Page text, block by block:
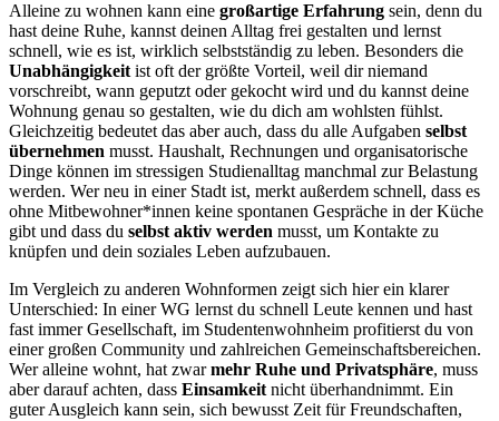
Alleine zu wohnen kann eine großartige Erfahrung sein, denn du
hast deine Ruhe, kannst deinen Alltag frei gestalten und lernst
schnell, wie es ist, wirklich selbstständig zu leben. Besonders die
Unabhängigkeitist oft der größte Vorteil, weil dir niemand
vorschreibt, wann geputzt oder gekocht wird und du kannst deine
Wohnung genau so gestalten, wie du dich am wohlsten fühlst.
Gleichzeitig bedeutet das aber auch, dass du alle Aufgaben selbst
übernehmen musst. Haushalt, Rechnungen und organisatorische
Dinge können im stressigen Studienalltag manchmal zur Belastung
werden. Wer neu in einer Stadt ist, merkt außerdem schnell, dass es
ohne Mitbewohner*innen keine spontanen Gespräche in der Küche
gibt und dass du selbst aktiv werden musst, um Kontakte zu
knüpfen und dein soziales Leben aufzubauen.
Im Vergleich zu anderen Wohnformen zeigt sich hier ein klarer
Unterschied: In einer WG lernst du schnell Leute kennen und hast
fast immer Gesellschaft, im Studentenwohnheim profitierst du von
einer großen Community und zahlreichen Gemeinschaftsbereichen.
Wer alleine wohnt, hat zwarmehr Ruhe und Privatsphäre, muss
aber darauf achten, dass Einsamkeitnicht überhandnimmt. Ein
guter Ausgleich kann sein, sich bewusst Zeit für Freundschaften,